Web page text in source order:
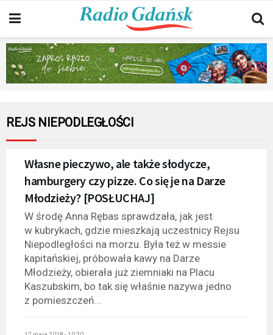
REJS NIEPODLEGŁOŚCI
Własne pieczywo, ale także słodycze,
hamburgery czy pizze. Co się je na Darze
Młodzieży? [POSŁUCHAJ]
W środę Anna Rębas sprawdzała, jak jest
w kubrykach, gdzie mieszkają uczestnicy Rejsu
Niepodległości na morzu. Była też w messie
kapitańskiej, próbowała kawy na Darze
Młodzieży, obierała już ziemniaki na Placu
Kaszubskim, bo tak się właśnie nazywa jedno
z pomieszczeń...